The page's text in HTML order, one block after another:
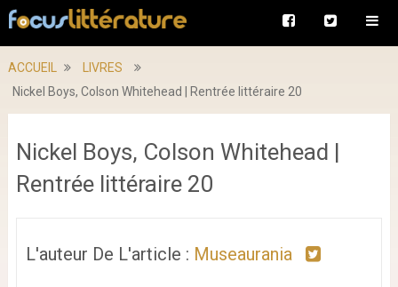
ACCUEIL
LIVRES
Nickel Boys, Colson Whitehead | Rentrée littéraire 20
Nickel Boys, Colson Whitehead |
Rentrée littéraire 20
L'auteur De L'article : Museaurania